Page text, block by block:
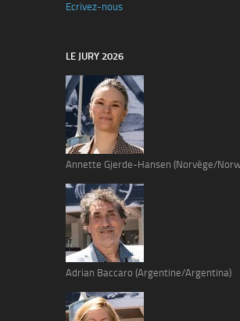
Ecrivez-nous
LE JURY 2026
Annette Gjerde-Hansen (Norvège/
Adrian Baccaro (Argentine/Argentina)